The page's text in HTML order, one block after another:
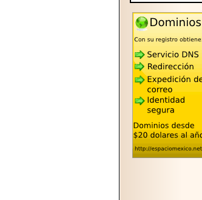
2026-05-25
"MARIACHAZO"
LEYENDAS
MARIACHI VARGAS
Y NUEVO
TECALITLÁN EN LA
ARENA CDMX.
2025-10-16